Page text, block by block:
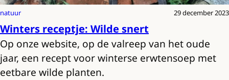
natuur 29 december 2023
Winters receptje: Wilde snert
Op onze website, op de valreep van het oude
jaar, een recept voor winterse erwtensoep met
eetbare wilde planten.